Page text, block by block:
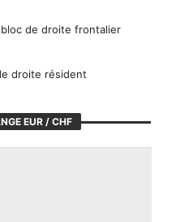
EUR / CHF